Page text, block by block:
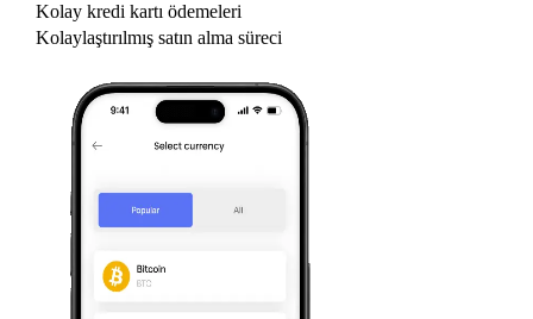
Kolay kredi kartı ödemeleri
Kolaylaştırılmış satın alma süreci